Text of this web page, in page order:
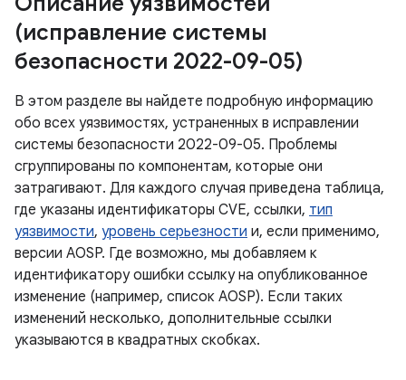
(исправление системы
безопасности 2022-09-05)
В этом разделе вы найдете подробную информацию
обо всех уязвимостях, устраненных в исправлении
системы безопасности 2022-09-05. Проблемы
сгруппированы по компонентам, которые они
затрагивают. Для каждого случая приведена таблица,
где указаны идентификаторы CVE, ссылки, тип
уязвимости, уровень серьезности и, если применимо,
версии AOSP. Где возможно, мы добавляем к
идентификатору ошибки ссылку на опубликованное
изменение (например, список AOSP). Если таких
изменений несколько, дополнительные ссылки
указываются в квадратных скобках.